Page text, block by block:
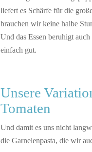
liefert es Schärfe für die
brauchen wir keine halbe
Und das Essen beruhigt
einfach gut.
Unsere
Tomaten
Und damit es uns nicht
die Garnelenpasta, die wir